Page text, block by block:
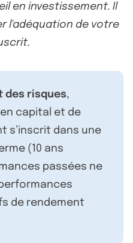
en investissement. Il
l'adéquation de votre
des risques,
capital et de
s’inscrit dans une
(10 ans
passées ne
de rendement